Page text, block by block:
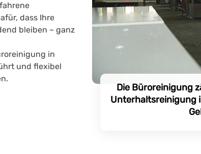
dass Ihre
bleiben – ganz
in
und flexibel
Die Büroreinigung
Unterhaltsreinigung